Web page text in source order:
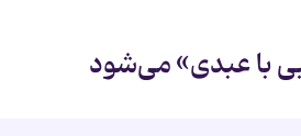
با عبدی» می‌شود